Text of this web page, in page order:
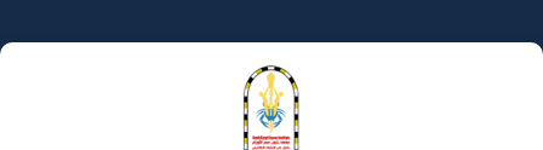
إلى
المحتوى